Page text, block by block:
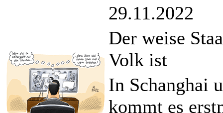
29.11.2022
Der weise
Volk ist
In Schanghai
kommt es